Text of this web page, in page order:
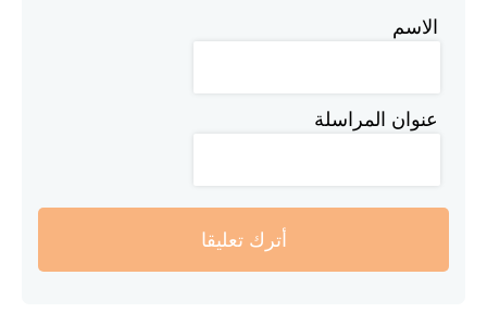
الاسم
عنوان المراسلة
أترك تعليقا